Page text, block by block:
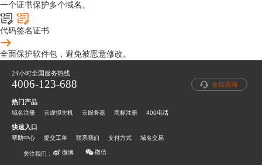
一个证书保护多个域名。
代码签名证书
全面保护软件包，避免被恶意修改。
24小时全国服务热线
4006-123-688 在线咨询
热门产品
域名注册 云虚拟主机 云服务器 商标注册 400电话
快速入口
帮助中心 提交工单 联系我们 支付方式 域名交易
关注我们： 微博 微信